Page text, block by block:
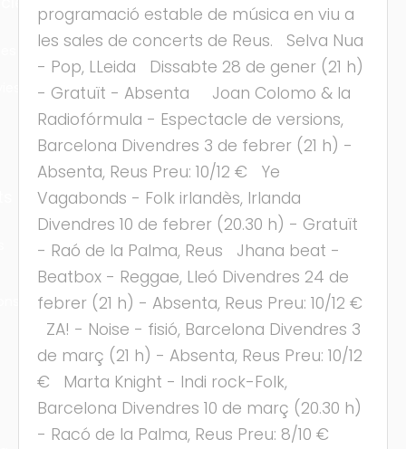
programació estable de música en viu a
les sales de concerts de Reus. Selva Nua
- Pop, LLeida Dissabte 28 de gener (21 h)
- Gratuït - Absenta Joan Colomo & la
Radiofórmula - Espectacle de versions,
Barcelona Divendres 3 de febrer (21 h) -
Absenta, Reus Preu: 10/12 € Ye
Vagabonds - Folk irlandès, Irlanda
Divendres 10 de febrer (20.30 h) - Gratuït
- Raó de la Palma, Reus Jhana beat -
Beatbox - Reggae, Lleó Divendres 24 de
febrer (21 h) - Absenta, Reus Preu: 10/12 €
ZA! - Noise - fisió, Barcelona Divendres 3
de març (21 h) - Absenta, Reus Preu: 10/12
€ Marta Knight - Indi rock-Folk,
Barcelona Divendres 10 de març (20.30 h)
- Racó de la Palma, Reus Preu: 8/10 €